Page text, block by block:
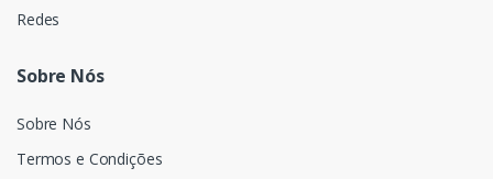
Redes
Sobre Nós
Sobre Nós
Termos e Condições